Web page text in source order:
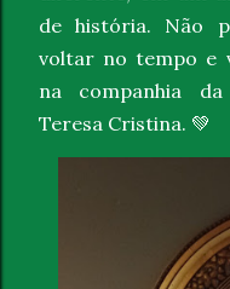
de história. Não
voltar no tempo e
na companhia
Teresa Cristina. 💚